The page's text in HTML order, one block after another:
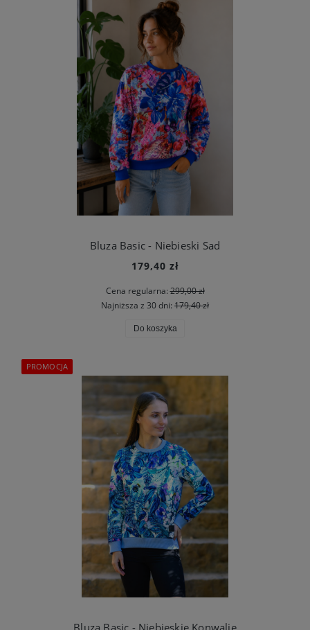
Bluza Basic - Niebieski Sad
179,40 zł
Cena regularna:299,00 zł
Najniższa z 30 dni: 179,40 zł
Do koszyka
Bluza Basic - Niebieskie Konwalie
PROMOCJA